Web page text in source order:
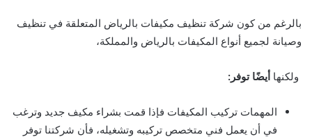
بالرغم من كون شركة تنظيف مكيفات بالرياض المتعلقة في تنظيف
وصيانة لجميع أنواع المكيفات بالرياض والمملكة،
ولكنها أيضًا توفر:
المهمات تركيب المكيفات فإذا قمت بشراء مكيف جديد وترغب
في أن يعمل فني متخصص تركيبه وتشغيله، فأن شركتنا توفر